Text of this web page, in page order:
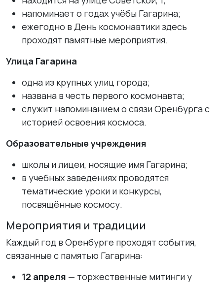
напоминает о годах учёбы Гагарина;
ежегодно в День космонавтики здесь
проходят памятные мероприятия.
Улица Гагарина
одна из крупных улиц города;
названа в честь первого космонавта;
служит напоминанием о связи Оренбурга с
историей освоения космоса.
Образовательные учреждения
школы и лицеи, носящие имя Гагарина;
в учебных заведениях проводятся
тематические уроки и конкурсы,
посвящённые космосу.
Мероприятия и традиции
Каждый год в Оренбурге проходят события,
связанные с памятью Гагарина:
12 апреля — торжественные митинги у